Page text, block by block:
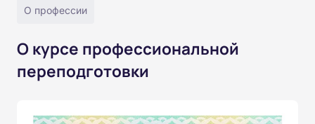
О профессии
О курсе профессиональной
переподготовки